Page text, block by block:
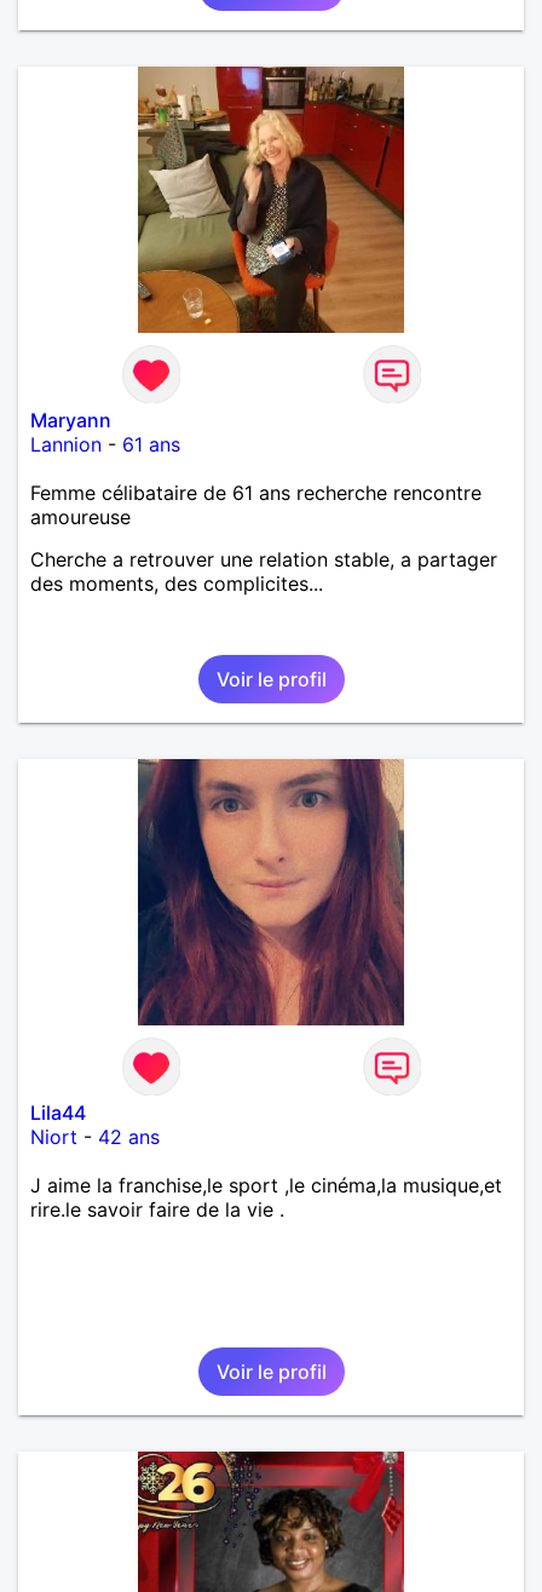
Maryann
Lannion - 61 ans
Femme célibataire de 61 ans recherche rencontre
amoureuse
Cherche a retrouver une relation stable, a partager
des moments, des complicites...
Voir le profil
Lila44
Niort - 42 ans
J aime la franchise,le sport ,le cinéma,la musique,et
rire.le savoir faire de la vie .
Voir le profil